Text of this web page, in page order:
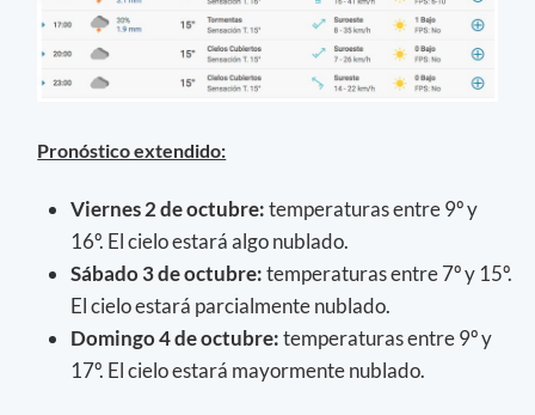
Pronóstico extendido:
Viernes 2 de octubre:temperaturas entre 9º y
16º. El cielo estará algo nublado.
Sábado 3 de octubre:temperaturas entre 7º y 15º.
El cielo estará parcialmente nublado.
Domingo 4 de octubre:temperaturas entre 9º y
17º. El cielo estará mayormente nublado.